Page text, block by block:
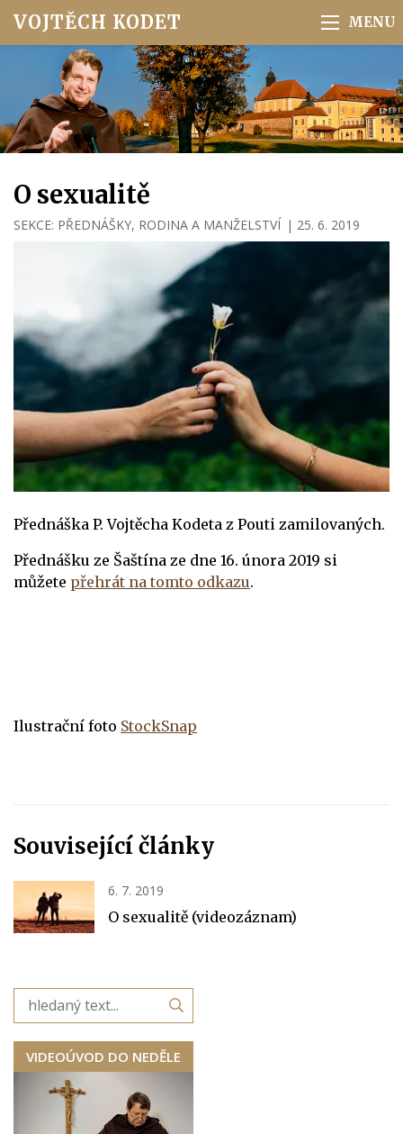
VOJTĚCH KODET
O sexualitě
SEKCE: PŘEDNÁŠKY, RODINA A MANŽELSTVÍ | 25. 6. 2019
Přednáška P. Vojtěcha Kodeta z Pouti zamilovaných.
Přednášku ze Šaštína ze dne 16. února 2019 si
můžete přehrát na tomto odkazu.
Ilustrační foto StockSnap
Související články
6. 7. 2019
O sexualitě (videozáznam)
VIDEOÚVOD DO NEDĚLE